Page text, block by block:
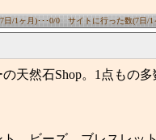
日/1ヶ月)･･･0/0 サイトに行った数(7日/1
天然石Shop。1点もの多